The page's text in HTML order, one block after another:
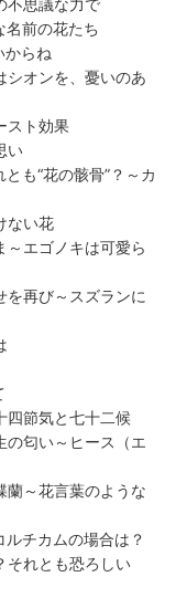
前の花たち
らね
オンを、憂いのあ
スト効果
い
も“花の骸骨”？～カ
ない花
エゴノキは可愛ら
再び～スズランに
節気と七十二候
匂い～ヒース（エ
～花言葉のような
チカムの場合は？
れとも恐ろしい